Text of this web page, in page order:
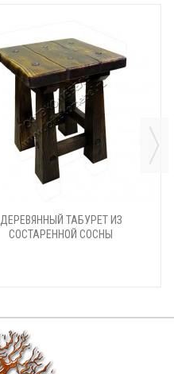
ДЕРЕВЯННЫЙ ТАБУРЕТ ИЗ
СОСТАРЕННОЙ СОСНЫ